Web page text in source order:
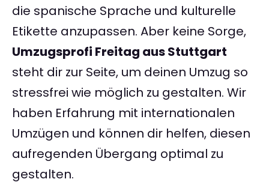
die spanische Sprache und kulturelle
Etikette anzupassen. Aber keine Sorge,
Umzugsprofi Freitag aus Stuttgart
steht dir zur Seite, um deinen Umzug so
stressfrei wie möglich zu gestalten. Wir
haben Erfahrung mit internationalen
Umzügen und können dir helfen, diesen
aufregenden Übergang optimal zu
gestalten.